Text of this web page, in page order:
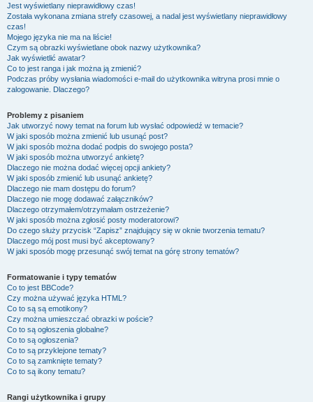
Jest wyświetlany nieprawidłowy czas!
Została wykonana zmiana strefy czasowej, a nadal jest wyświetlany nieprawidłowy
czas!
Mojego języka nie ma na liście!
Czym są obrazki wyświetlane obok nazwy użytkownika?
Jak wyświetlić awatar?
Co to jest ranga i jak można ją zmienić?
Podczas próby wysłania wiadomości e-mail do użytkownika witryna prosi mnie o
zalogowanie. Dlaczego?
Problemy z pisaniem
Jak utworzyć nowy temat na forum lub wysłać odpowiedź w temacie?
W jaki sposób można zmienić lub usunąć post?
W jaki sposób można dodać podpis do swojego posta?
W jaki sposób można utworzyć ankietę?
Dlaczego nie można dodać więcej opcji ankiety?
W jaki sposób zmienić lub usunąć ankietę?
Dlaczego nie mam dostępu do forum?
Dlaczego nie mogę dodawać załączników?
Dlaczego otrzymałem/otrzymałam ostrzeżenie?
W jaki sposób można zgłosić posty moderatorowi?
Do czego służy przycisk “Zapisz” znajdujący się w oknie tworzenia tematu?
Dlaczego mój post musi być akceptowany?
W jaki sposób mogę przesunąć swój temat na górę strony tematów?
Formatowanie i typy tematów
Co to jest BBCode?
Czy można używać języka HTML?
Co to są są emotikony?
Czy można umieszczać obrazki w poście?
Co to są ogłoszenia globalne?
Co to są ogłoszenia?
Co to są przyklejone tematy?
Co to są zamknięte tematy?
Co to są ikony tematu?
Rangi użytkownika i grupy